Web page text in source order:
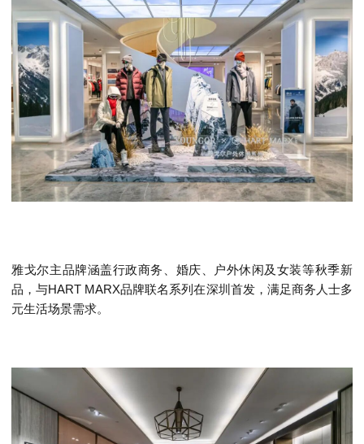
雅戈尔主品牌涵盖行政商务、婚庆、户外休闲及女装等秋季新
品，与HART MARX品牌联名系列在深圳首发，满足商务人士多
元生活场景需求。